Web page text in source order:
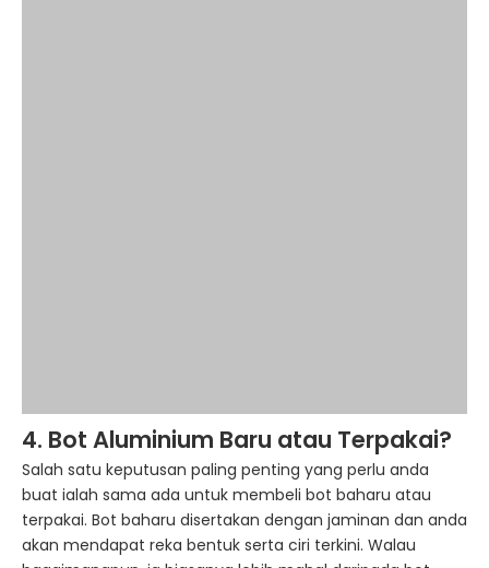
4. Bot Aluminium Baru atau Terpakai?
Salah satu keputusan paling penting yang perlu anda
buat ialah sama ada untuk membeli bot baharu atau
terpakai. Bot baharu disertakan dengan jaminan dan anda
akan mendapat reka bentuk serta ciri terkini. Walau